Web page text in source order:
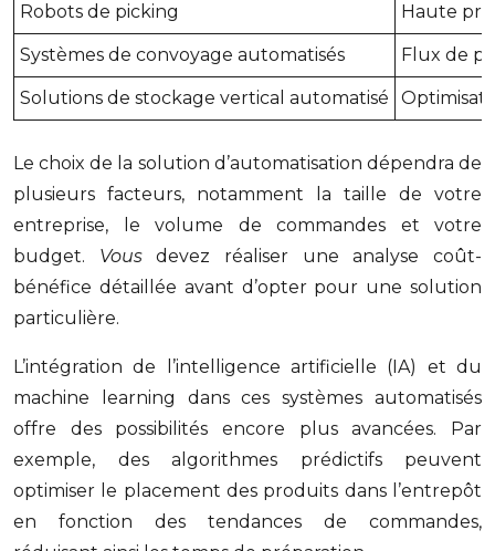
Robots de picking Haute
Systèmes de convoyage automatisés Flux de
Solutions de stockage vertical automatisé
Le choix de la solution d’automatisation dépendra de
plusieurs facteurs, notamment la taille de votre
entreprise, le volume de commandes et votre
budget. Vousdevez réaliser une analyse coût-
bénéfice détaillée avant d’opter pour une solution
particulière.
L’intégration de l’intelligence artificielle (IA) et du
machine learning dans ces systèmes automatisés
offre des possibilités encore plus avancées. Par
exemple, des algorithmes prédictifs peuvent
optimiser le placement des produits dans l’entrepôt
en fonction des tendances de commandes,